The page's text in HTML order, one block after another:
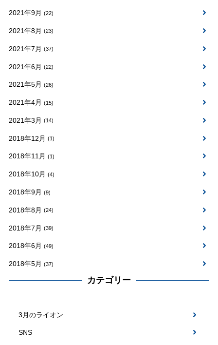
2021年9月 (22)
2021年8月 (23)
2021年7月 (37)
2021年6月 (22)
2021年5月 (26)
2021年4月 (15)
2021年3月 (14)
2018年12月 (1)
2018年11月 (1)
2018年10月 (4)
2018年9月 (9)
2018年8月 (24)
2018年7月 (39)
2018年6月 (49)
2018年5月 (37)
カテゴリー
3月のライオン
SNS